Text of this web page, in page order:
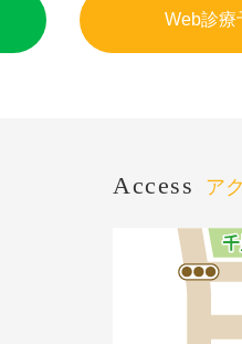
Web診療
Access ア